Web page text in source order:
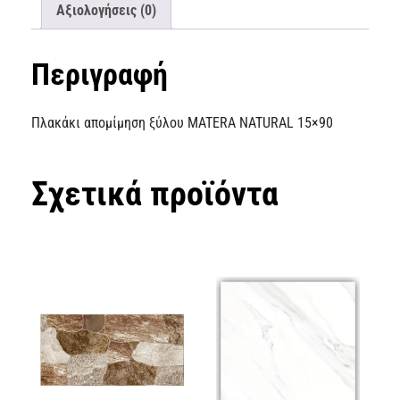
Αξιολογήσεις (0)
Περιγραφή
Πλακάκι απομίμηση ξύλου MATERA NATURAL 15×90
Σχετικά προϊόντα